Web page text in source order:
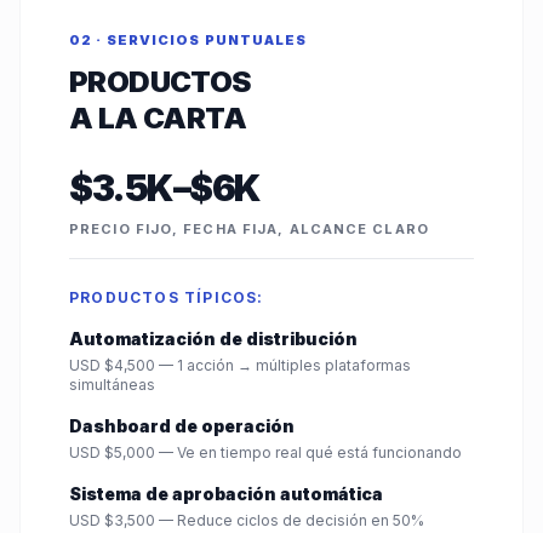
02 · SERVICIOS PUNTUALES
PRODUCTOS
A LA CARTA
$3.5K–$6K
PRECIO FIJO, FECHA FIJA, ALCANCE CLARO
PRODUCTOS TÍPICOS:
Automatización de distribución
USD $4,500 — 1 acción → múltiples plataformas
simultáneas
Dashboard de operación
USD $5,000 — Ve en tiempo real qué está funcionando
Sistema de aprobación automática
USD $3,500 — Reduce ciclos de decisión en 50%